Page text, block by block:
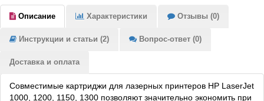
Описание Характеристики Отзывы (0)
Инструкции и статьи (2) Вопрос-ответ (0)
Доставка и оплата
Совместимые картриджи для лазерных принтеров HP LaserJet
1000, 1200, 1150, 1300 позволяют значительно экономить при